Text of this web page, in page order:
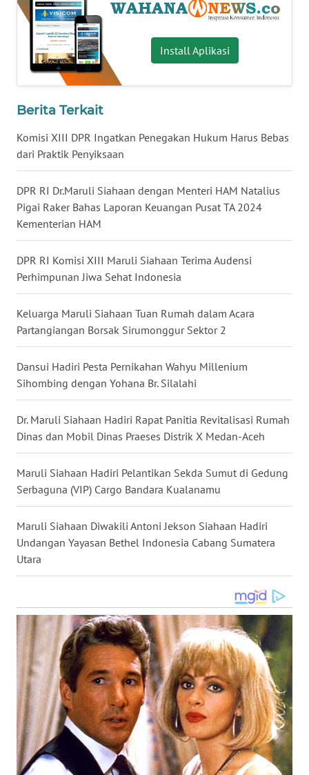
Install Aplikasi
Berita Terkait
Komisi XIII DPR Ingatkan Penegakan Hukum Harus Bebas
dari Praktik Penyiksaan
DPR RI Dr.Maruli Siahaan dengan Menteri HAM Natalius
Pigai Raker Bahas Laporan Keuangan Pusat TA 2024
Kementerian HAM
DPR RI Komisi XIII Maruli Siahaan Terima Audensi
Perhimpunan Jiwa Sehat Indonesia
Keluarga Maruli Siahaan Tuan Rumah dalam Acara
Partangiangan Borsak Sirumonggur Sektor 2
Dansui Hadiri Pesta Pernikahan Wahyu Millenium
Sihombing dengan Yohana Br. Silalahi
Dr. Maruli Siahaan Hadiri Rapat Panitia Revitalisasi Rumah
Dinas dan Mobil Dinas Praeses Distrik X Medan-Aceh
Maruli Siahaan Hadiri Pelantikan Sekda Sumut di Gedung
Serbaguna (VIP) Cargo Bandara Kualanamu
Maruli Siahaan Diwakili Antoni Jekson Siahaan Hadiri
Undangan Yayasan Bethel Indonesia Cabang Sumatera
Utara
WN
BABEL
WN
SUMBAR
SUMSEL
WN
BENGKULU
WN
LAMPUNG
WN
WN
JATIM
WN
BALI
WN
KALBAR
WN
KALTARA
WN
KALSEL
WN
KALTIM